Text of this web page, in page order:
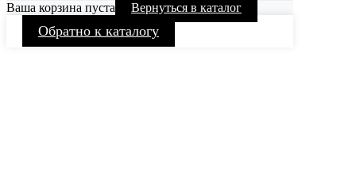
Ваша корзина пуста Вернуться в каталог
Обратно к каталогу